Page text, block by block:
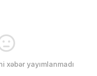
xəbər yayımlanmadı